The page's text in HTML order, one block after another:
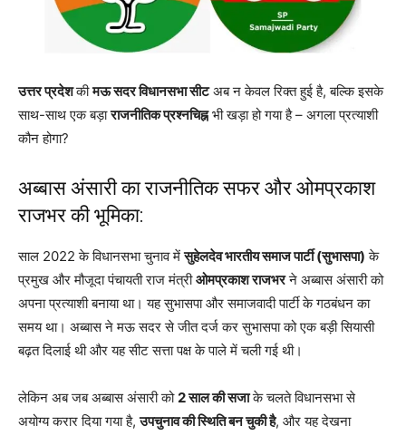
उत्तर प्रदेशकीमऊ सदर विधानसभा सीटअब न केवल रिक्त हुई है, बल्कि इसके
साथ-साथ एक बड़ाराजनीतिक प्रश्नचिह्नभी खड़ा हो गया है – अगला प्रत्याशी
कौन होगा?
अब्बास अंसारी का राजनीतिक सफर और ओमप्रकाश
राजभर की भूमिका:
साल 2022 के विधानसभा चुनाव मेंसुहेलदेव भारतीय समाज पार्टी (सुभासपा) के
प्रमुख और मौजूदा पंचायती राज मंत्रीओमप्रकाश राजभरने अब्बास अंसारी को
अपना प्रत्याशी बनाया था। यह सुभासपा और समाजवादी पार्टी के गठबंधन का
समय था। अब्बास ने मऊ सदर से जीत दर्ज कर सुभासपा को एक बड़ी सियासी
बढ़त दिलाई थी और यह सीट सत्ता पक्ष के पाले में चली गई थी।
लेकिन अब जब अब्बास अंसारी को2 साल की सजाके चलते विधानसभा से
अयोग्य करार दिया गया है,उपचुनाव की स्थिति बन चुकी है, और यह देखना